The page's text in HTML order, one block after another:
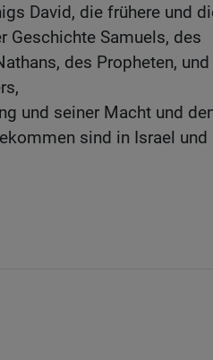
David, die frühere und
Geschichte Samuels, des
des Propheten, und
und seiner Macht und
sind in Israel und